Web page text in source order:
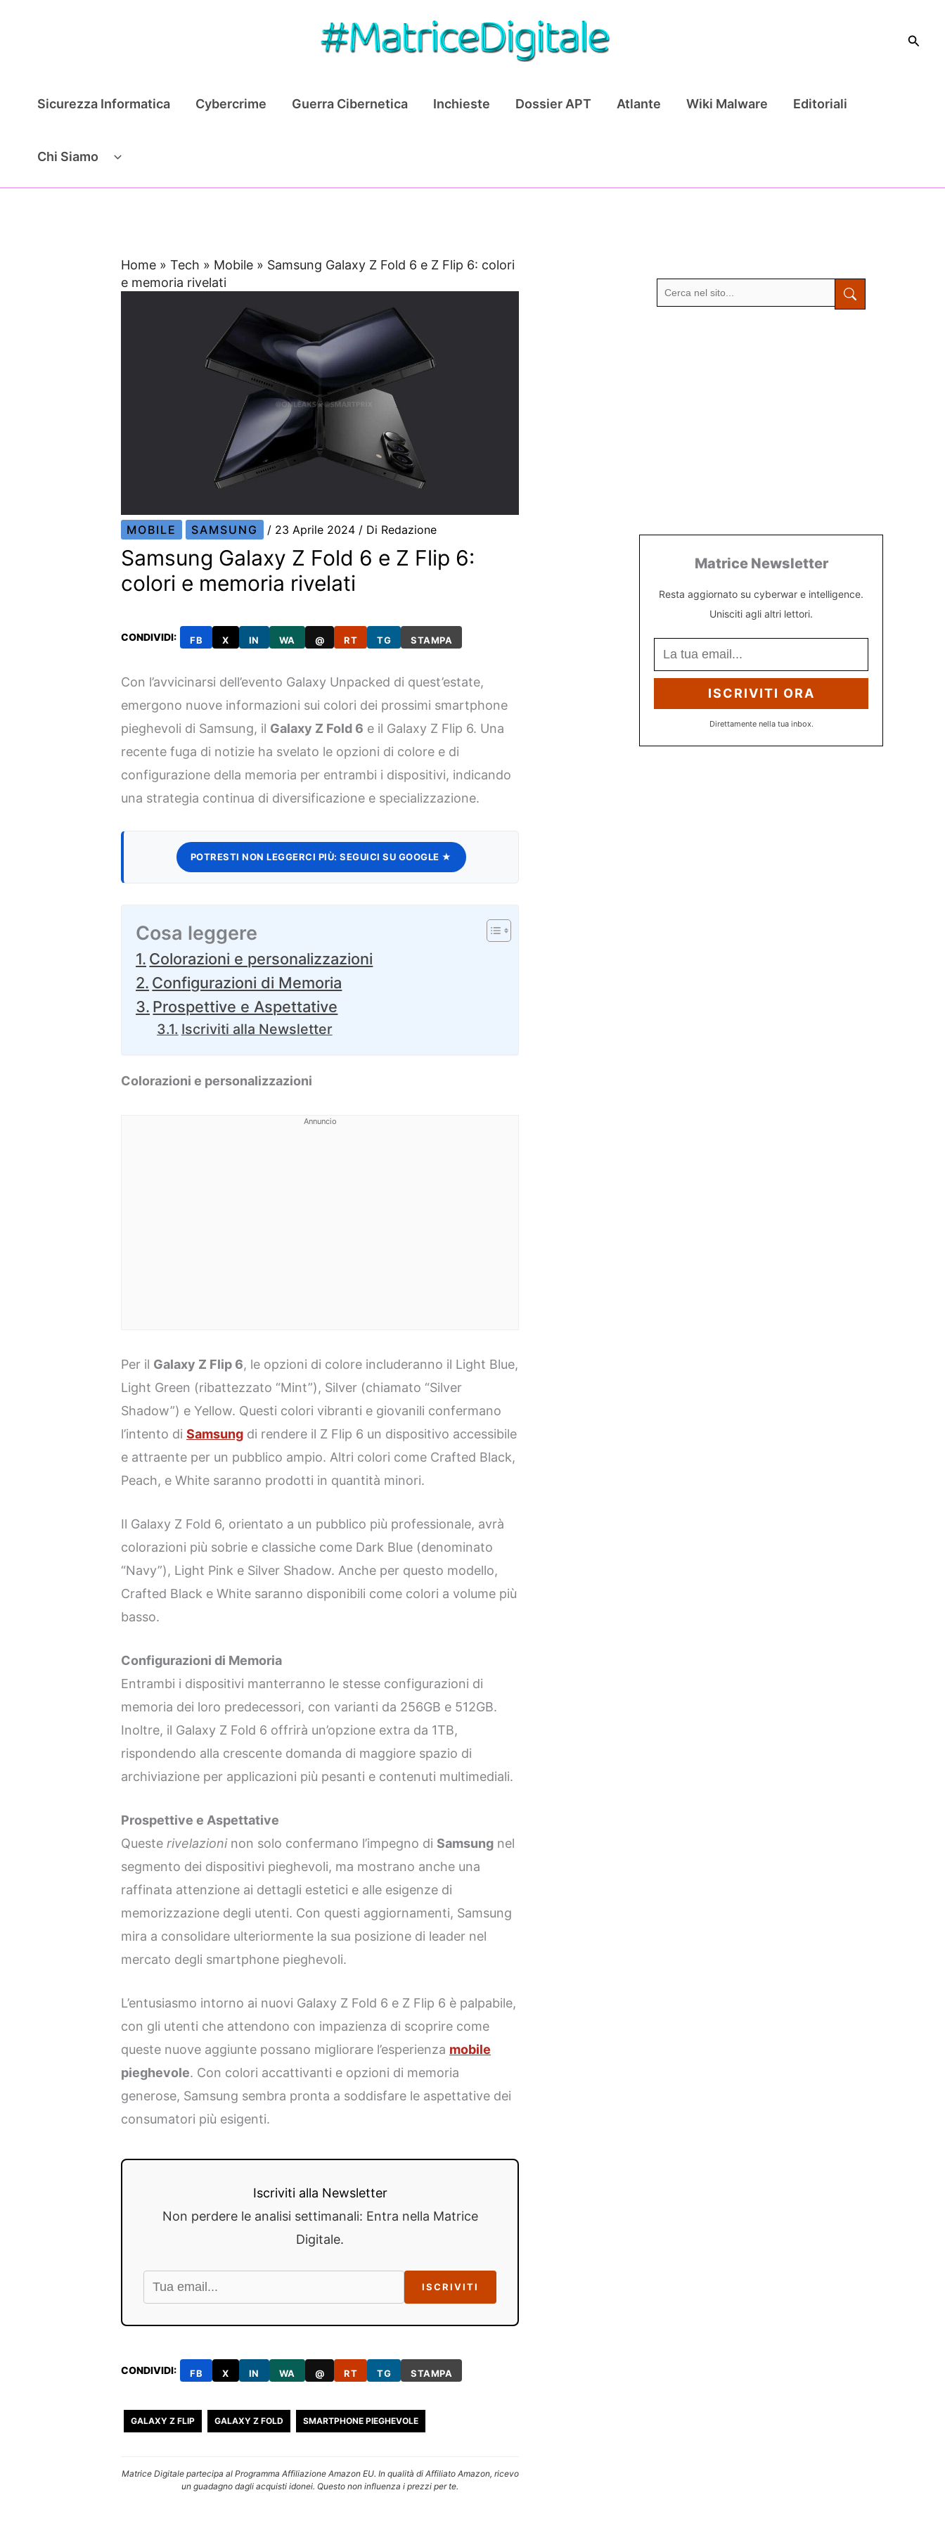
Cerca
Sicurezza Informatica Cybercrime Guerra Cibernetica Inchieste Dossier APT Atlante Wiki Malware Editoriali
Chi Siamo
Home »Tech » Mobile » Samsung Galaxy Z Fold 6 e Z Flip 6: colori
e memoria rivelati
MOBILE SAMSUNG / 23 Aprile 2024 / Di Redazione
Samsung Galaxy Z Fold 6 e Z Flip 6:
colori e memoria rivelati
CONDIVIDI: FB X IN WA @ RT TG STAMPA
Con l’avvicinarsi dell’evento Galaxy Unpacked di quest’estate,
emergono nuove informazioni sui colori dei prossimi smartphone
pieghevoli di Samsung, il Galaxy Z Fold 6 e il Galaxy Z Flip 6. Una
recente fuga di notizie ha svelato le opzioni di colore e di
configurazione della memoria per entrambi i dispositivi, indicando
una strategia continua di diversificazione e specializzazione.
POTRESTI NON LEGGERCI PIÙ: SEGUICI SU GOOGLE ★
Cosa leggere
Colorazioni e personalizzazioni
Configurazioni di Memoria
Prospettive e Aspettative
Iscriviti alla Newsletter
Colorazioni e personalizzazioni
Annuncio
Per il Galaxy Z Flip 6, le opzioni di colore includeranno il Light Blue,
Light Green (ribattezzato “Mint”), Silver (chiamato “Silver
Shadow”) e Yellow. Questi colori vibranti e giovanili confermano
l’intento diSamsung di rendere il Z Flip 6 un dispositivo accessibile
e attraente per un pubblico ampio. Altri colori come Crafted Black,
Peach, e White saranno prodotti in quantità minori.
Il Galaxy Z Fold 6, orientato a un pubblico più professionale, avrà
colorazioni più sobrie e classiche come Dark Blue (denominato
“Navy”), Light Pink e Silver Shadow. Anche per questo modello,
Crafted Black e White saranno disponibili come colori a volume più
basso.
Configurazioni di Memoria
Entrambi i dispositivi manterranno le stesse configurazioni di
memoria dei loro predecessori, con varianti da 256GB e 512GB.
Inoltre, il Galaxy Z Fold 6 offrirà un’opzione extra da 1TB,
rispondendo alla crescente domanda di maggiore spazio di
archiviazione per applicazioni più pesanti e contenuti multimediali.
Prospettive e Aspettative
Questerivelazioninon solo confermano l’impegno di Samsung nel
segmento dei dispositivi pieghevoli, ma mostrano anche una
raffinata attenzione ai dettagli estetici e alle esigenze di
memorizzazione degli utenti. Con questi aggiornamenti, Samsung
mira a consolidare ulteriormente la sua posizione di leader nel
mercato degli smartphone pieghevoli.
L’entusiasmo intorno ai nuovi Galaxy Z Fold 6 e Z Flip 6 è palpabile,
con gli utenti che attendono con impazienza di scoprire come
queste nuove aggiunte possano migliorare l’esperienza mobile
pieghevole. Con colori accattivanti e opzioni di memoria
generose, Samsung sembra pronta a soddisfare le aspettative dei
consumatori più esigenti.
Iscriviti alla Newsletter
Non perdere le analisi settimanali: Entra nella Matrice
Digitale.
ISCRIVITI
CONDIVIDI: FB X IN WA @ RT TG STAMPA
GALAXY Z FLIP GALAXY Z FOLD SMARTPHONE PIEGHEVOLE
Matrice Digitale partecipa al Programma Affiliazione Amazon EU. In qualità di Affiliato Amazon, ricevo
un guadagno dagli acquisti idonei. Questo non influenza i prezzi per te.
Matrice Newsletter
Resta aggiornato su cyberwar e intelligence.
Unisciti agli altri lettori.
ISCRIVITI ORA
Direttamente nella tua inbox.